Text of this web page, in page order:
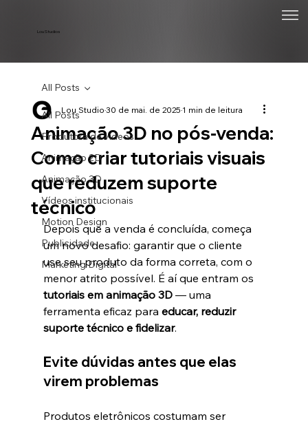
Lou Studios
All Posts
Produtora de vídeos
Animação 2D
Animação 3D
Vídeos institucionais
Motion Design
Publicidade
Marketing Digital
All Posts
Animação 3D no pós-venda:
Como criar tutoriais visuais
que reduzem suporte
técnico
Lou Studio30 de mai. de 20251 min de leitura
Depois que a venda é concluída, começa
um novo desafio: garantir que o cliente
use seu produto da forma correta, com o
menor atrito possível. É aí que entram os
tutoriais em animação 3D — uma
ferramenta eficaz para educar, reduzir
suporte técnico e fidelizar.
Evite dúvidas antes que elas
virem problemas
Produtos eletrônicos costumam ser